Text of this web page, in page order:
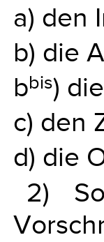
a) den
b) die
bbis)
c) den
d) die
2)